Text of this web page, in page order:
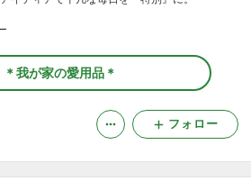
＊我が家の愛用品＊
フォロー